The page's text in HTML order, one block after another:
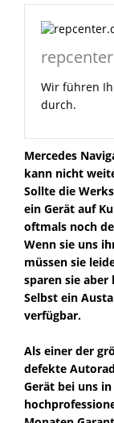
Wir führen
durch.
Mercedes
kann nicht
Sollte die
ein Gerät auf
oftmals noch
Wenn sie uns
müssen sie
sparen sie
Selbst ein
verfügbar.
Als einer der
defekte
Gerät bei uns